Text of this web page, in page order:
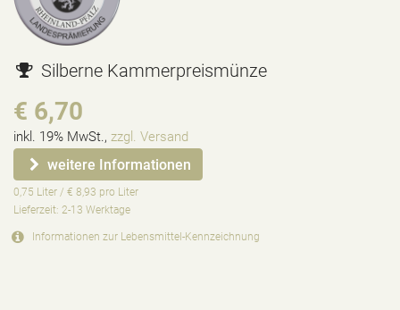
Silberne Kammerpreismünze
€ 6,70
inkl. 19% MwSt., zzgl. Versand
weitere Informationen
0,75 Liter / € 8,93 pro Liter
Lieferzeit: 2-13 Werktage
Informationen zur Lebensmittel-Kennzeichnung